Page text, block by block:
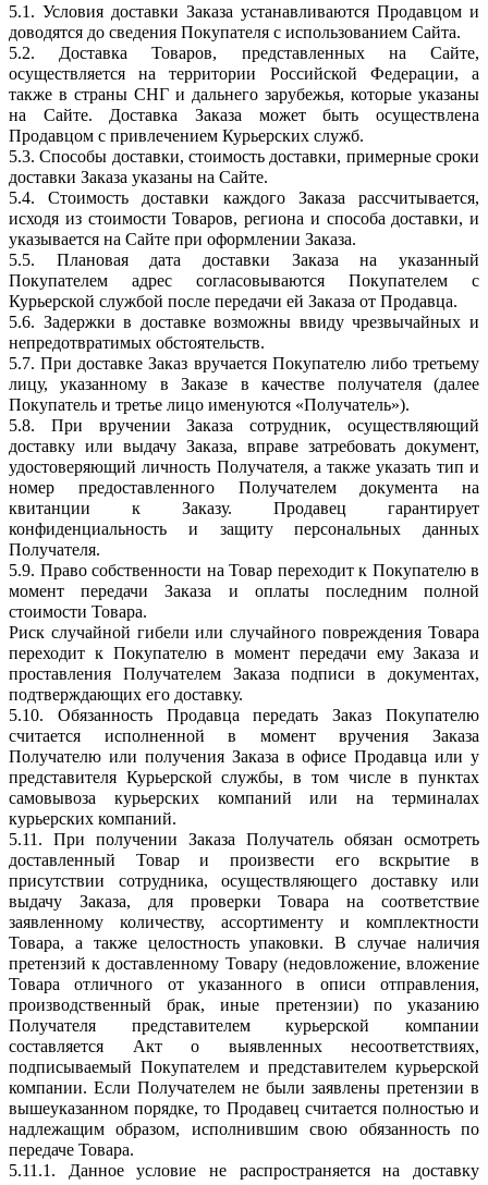
5.1. Условия доставки Заказа устанавливаются Продавцом и
доводятся до сведения Покупателя с использованием Сайта.
5.2. Доставка Товаров, представленных на Сайте,
осуществляется на территории Российской Федерации, а
также в страны СНГ и дальнего зарубежья, которые указаны
на Сайте. Доставка Заказа может быть осуществлена
Продавцом с привлечением Курьерских служб.
5.3. Способы доставки, стоимость доставки, примерные сроки
доставки Заказа указаны на Сайте.
5.4. Стоимость доставки каждого Заказа рассчитывается,
исходя из стоимости Товаров, региона и способа доставки, и
указывается на Сайте при оформлении Заказа.
5.5. Плановая дата доставки Заказа на указанный
Покупателем адрес согласовываются Покупателем с
Курьерской службой после передачи ей Заказа от Продавца.
5.6. Задержки в доставке возможны ввиду чрезвычайных и
непредотвратимых обстоятельств.
5.7. При доставке Заказ вручается Покупателю либо третьему
лицу, указанному в Заказе в качестве получателя (далее
Покупатель и третье лицо именуются «Получатель»).
5.8. При вручении Заказа сотрудник, осуществляющий
доставку или выдачу Заказа, вправе затребовать документ,
удостоверяющий личность Получателя, а также указать тип и
номер предоставленного Получателем документа на
квитанции к Заказу. Продавец гарантирует
конфиденциальность и защиту персональных данных
Получателя.
5.9. Право собственности на Товар переходит к Покупателю в
момент передачи Заказа и оплаты последним полной
стоимости Товара.
Риск случайной гибели или случайного повреждения Товара
переходит к Покупателю в момент передачи ему Заказа и
проставления Получателем Заказа подписи в документах,
подтверждающих его доставку.
5.10. Обязанность Продавца передать Заказ Покупателю
считается исполненной в момент вручения Заказа
Получателю или получения Заказа в офисе Продавца или у
представителя Курьерской службы, в том числе в пунктах
самовывоза курьерских компаний или на терминалах
курьерских компаний.
5.11. При получении Заказа Получатель обязан осмотреть
доставленный Товар и произвести его вскрытие в
присутствии сотрудника, осуществляющего доставку или
выдачу Заказа, для проверки Товара на соответствие
заявленному количеству, ассортименту и комплектности
Товара, а также целостность упаковки. В случае наличия
претензий к доставленному Товару (недовложение, вложение
Товара отличного от указанного в описи отправления,
производственный брак, иные претензии) по указанию
Получателя представителем курьерской компании
составляется Акт о выявленных несоответствиях,
подписываемый Покупателем и представителем курьерской
компании. Если Получателем не были заявлены претензии в
вышеуказанном порядке, то Продавец считается полностью и
надлежащим образом, исполнившим свою обязанность по
передаче Товара.
5.11.1. Данное условие не распространяется на доставку